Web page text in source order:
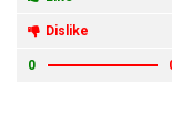
Dislike
0